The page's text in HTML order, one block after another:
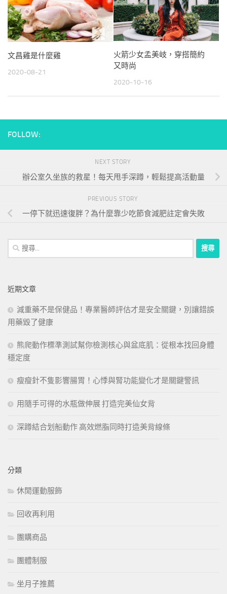
文昌雞是什麼雞
2020-08-21
火箭少女孟美岐，穿搭簡約
又時尚
2020-10-16
FOLLOW:
NEXT STORY
辦公室久坐族的救星！每天甩手深蹲，輕鬆提高活動量
PREVIOUS STORY
一停下就迅速復胖？為什麼靠少吃節食減肥註定會失敗
搜
尋
字:
近期文章
減重藥不是保健品！專業醫師評估才是安全關鍵，別讓錯誤
用藥毀了健康
熊爬動作標準測試幫你檢測核心與盆底肌：從根本找回身體
穩定度
瘦瘦針不隻影響腸胃！心悸與腎功能變化才是關鍵警訊
用隨手可得的水瓶做伸展 打造完美仙女背
深蹲結合划船動作 高效燃脂同時打造美背線條
分類
休閒運動服飾
回收再利用
團購商品
團體制服
坐月子推薦